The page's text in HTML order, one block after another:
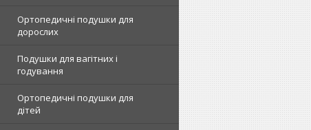
Ортопедичні подушки для
дорослих
Подушки для вагітних і
годування
Ортопедичні подушки для
дітей